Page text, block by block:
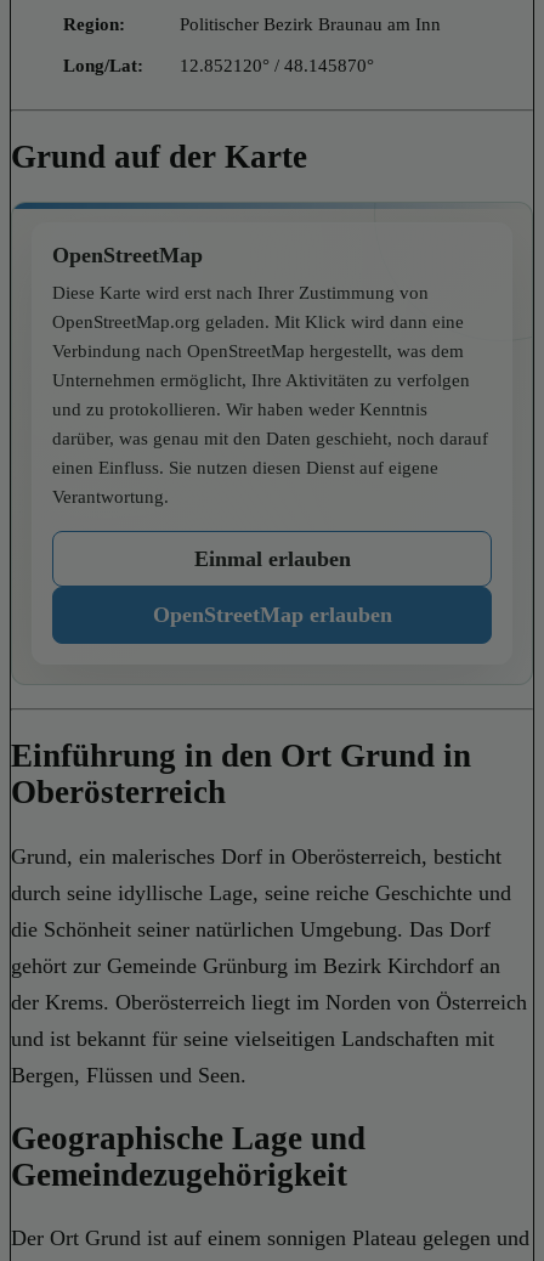
Region: Politischer Bezirk Braunau am Inn
Long/Lat: 12.852120° / 48.145870°
Grund auf der Karte
OpenStreetMap
Diese Karte wird erst nach Ihrer Zustimmung von
OpenStreetMap.org geladen. Mit Klick wird dann eine
Verbindung nach OpenStreetMap hergestellt, was dem
Unternehmen ermöglicht, Ihre Aktivitäten zu verfolgen
und zu protokollieren. Wir haben weder Kenntnis
darüber, was genau mit den Daten geschieht, noch darauf
einen Einfluss. Sie nutzen diesen Dienst auf eigene
Verantwortung.
Einmal erlauben
OpenStreetMap erlauben
Einführung in den Ort Grund in
Oberösterreich
Grund, ein malerisches Dorf in Oberösterreich, besticht
durch seine idyllische Lage, seine reiche Geschichte und
die Schönheit seiner natürlichen Umgebung. Das Dorf
gehört zur Gemeinde Grünburg im Bezirk Kirchdorf an
der Krems. Oberösterreich liegt im Norden von Österreich
und ist bekannt für seine vielseitigen Landschaften mit
Bergen, Flüssen und Seen.
Geographische Lage und
Gemeindezugehörigkeit
Der Ort Grund ist auf einem sonnigen Plateau gelegen und